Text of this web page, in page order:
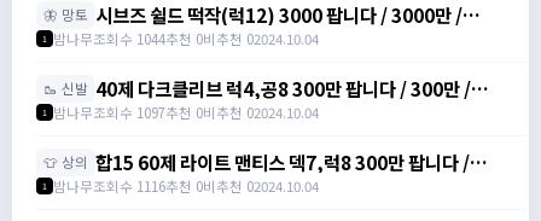
🦋 망토 시브즈 쉴드 떡작(럭12) 3000 팝니다 / 3000만 /
https://artale.one/post/write?
1 밤나무조회수 1044추천 0비추천 02024.10.04
🥾 신발 40제 다크클리브 럭4,공8 300만 팝니다 / 300만 /
https://artale.one/post/write?
1 밤나무조회수 1097추천 0비추천 02024.10.04
👕 상의 합15 60제 라이트 맨티스 덱7,럭8 300만 팝니다 /
300만 / https://artale.one/post/write?
1 밤나무조회수 1116추천 0비추천 02024.10.04